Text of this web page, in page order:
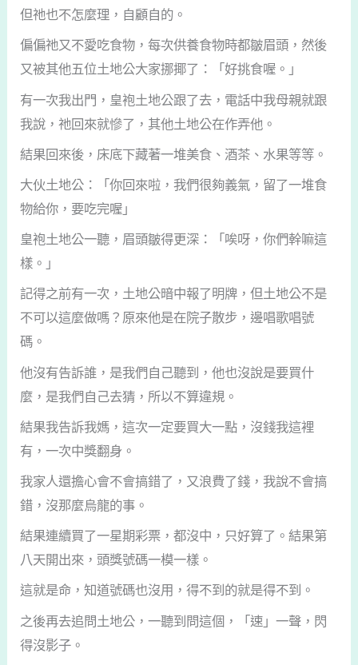
但祂也不怎麼理，自顧自的。
偏偏祂又不愛吃食物，每次供養食物時都皺眉頭，然後
又被其他五位土地公大家挪揶了：「好挑食喔。」
有一次我出門，皇袍土地公跟了去，電話中我母親就跟
我說，祂回來就慘了，其他土地公在作弄他。
結果回來後，床底下藏著一堆美食、酒茶、水果等等。
大伙土地公：「你回來啦，我們很夠義氣，留了一堆食
物給你，要吃完喔」
皇袍土地公一聽，眉頭皺得更深：「唉呀，你們幹嘛這
樣。」
記得之前有一次，土地公暗中報了明牌，但土地公不是
不可以這麼做嗎？原來他是在院子散步，邊唱歌唱號
碼。
他沒有告訴誰，是我們自己聽到，他也沒說是要買什
麼，是我們自己去猜，所以不算違規。
結果我告訴我媽，這次一定要買大一點，沒錢我這裡
有，一次中獎翻身。
我家人還擔心會不會搞錯了，又浪費了錢，我說不會搞
錯，沒那麼烏龍的事。
結果連續買了一星期彩票，都沒中，只好算了。結果第
八天開出來，頭獎號碼一模一樣。
這就是命，知道號碼也沒用，得不到的就是得不到。
之後再去追問土地公，一聽到問這個，「速」一聲，閃
得沒影子。